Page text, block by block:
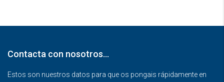
Contacta con nosotros…
Estos son nuestros datos para que os pongais rápidamente en